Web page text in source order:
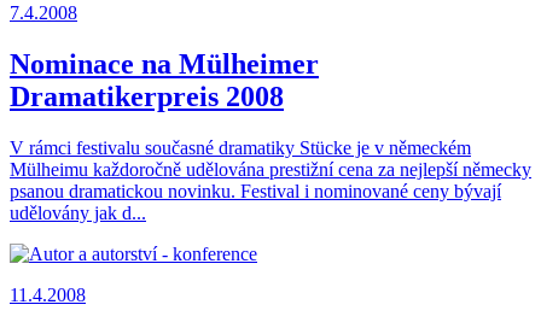
7.4.2008
Nominace na Mülheimer
Dramatikerpreis 2008
V rámci festivalu současné dramatiky Stücke je v německém
Mülheimu každoročně udělována prestižní cena za nejlepší německy
psanou dramatickou novinku. Festival i nominované ceny bývají
udělovány jak d...
11.4.2008